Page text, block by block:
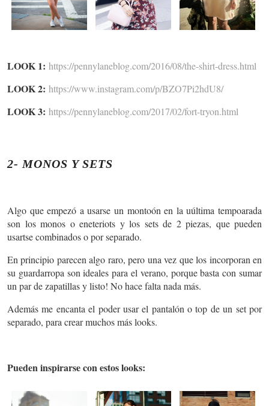
LOOK 1: https://pennylaneblog.com/2016/08/the-shirt-dress.html
LOOK 2: https://www.instagram.com/p/BZO7Pi2hdU8/
LOOK 3: https://pennylaneblog.com/2017/02/fort-tryon.html
2- MONOS Y SETS
Algo que empezó a usarse un montoón en la uúltima tempoarada
son los monos o eneteriots y los sets de 2 piezas, que pueden
usartse combinados o por separado.
En principio parecen algo raro, pero una vez que los incorporan en
su guardarropa son ideales para el verano, porque basta con sumar
un par de zapatillas y listo! No hace falta nada más.
Además me encanta el poder usar el pantalón o top de un set por
separado, para crear muchos más looks.
Pueden inspirarse con estos looks: